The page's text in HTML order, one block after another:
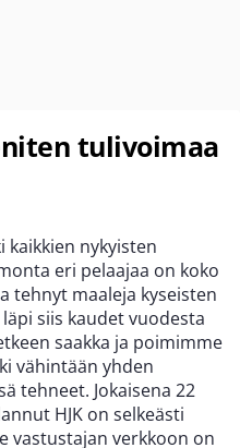
tulivoimaa
kaikkien nykyisten
eri pelaajaa on koko
tehnyt maaleja kyseisten
siis kaudet vuodesta
saakka ja poimimme
vähintään yhden
tehneet. Jokaisena 22
HJK on selkeästi
vastustajan verkkoon on